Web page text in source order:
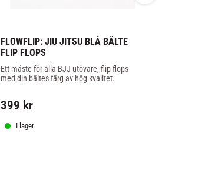
FLOWFLIP: JIU JITSU BLÅ BÄLTE
FLIP FLOPS
Ett måste för alla BJJ utövare, flip flops
med din bältes färg av hög kvalitet.
399 kr
I lager